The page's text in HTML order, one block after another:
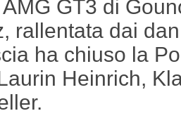
GT3 di
rallentata dai
ha chiuso la
Heinrich,